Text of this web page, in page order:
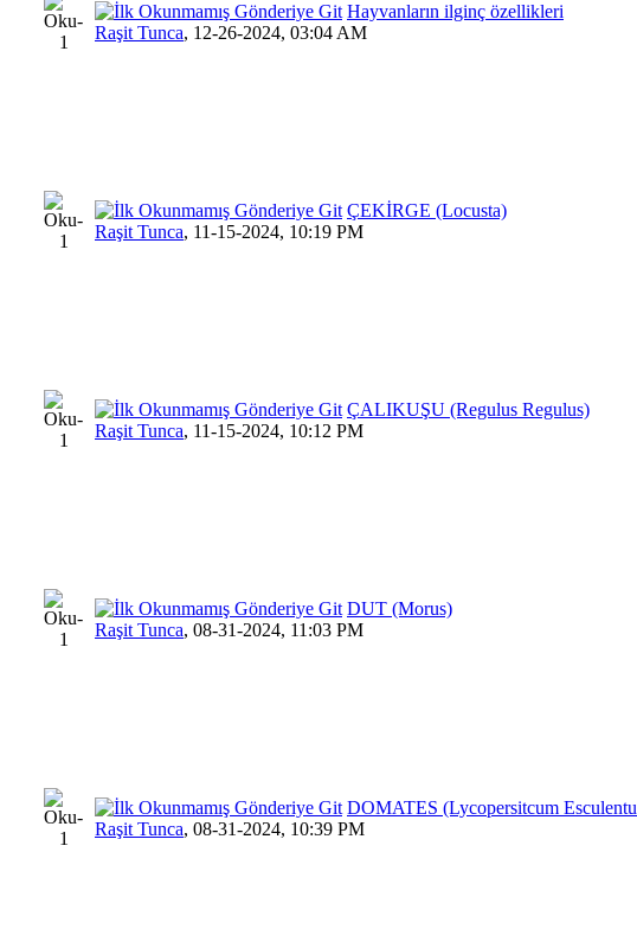
Hayvanların ilginç özellikleri
Raşit Tunca, 12-26-2024, 03:04 AM
ÇEKİRGE (Locusta)
Raşit Tunca, 11-15-2024, 10:19 PM
ÇALIKUŞU (Regulus Regulus)
Raşit Tunca, 11-15-2024, 10:12 PM
DUT (Morus)
Raşit Tunca, 08-31-2024, 11:03 PM
DOMATES (Lycopersitcum
Raşit Tunca, 08-31-2024, 10:39 PM